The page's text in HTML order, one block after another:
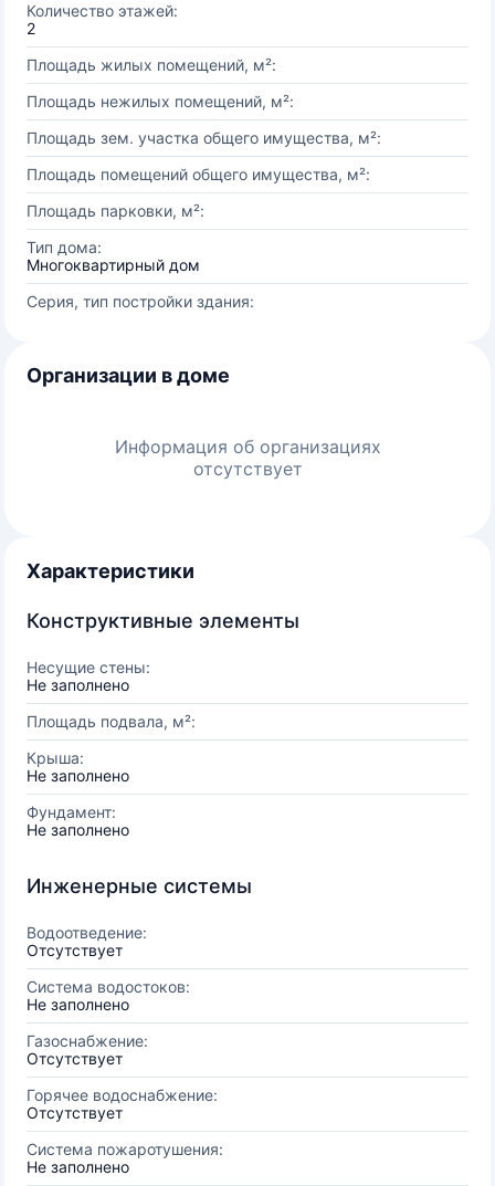
Количество этажей:
2
Площадь жилых помещений, м²:
Площадь нежилых помещений, м²:
Площадь зем. участка общего имущества, м²:
Площадь помещений общего имущества, м²:
Площадь парковки, м²:
Тип дома:
Многоквартирный дом
Серия, тип постройки здания:
Организации в доме
Информация об организациях
отсутствует
Характеристики
Конструктивные элементы
Несущие стены:
Не заполнено
Площадь подвала, м²:
Крыша:
Не заполнено
Фундамент:
Не заполнено
Инженерные системы
Водоотведение:
Отсутствует
Система водостоков:
Не заполнено
Газоснабжение:
Отсутствует
Горячее водоснабжение:
Отсутствует
Система пожаротушения:
Не заполнено